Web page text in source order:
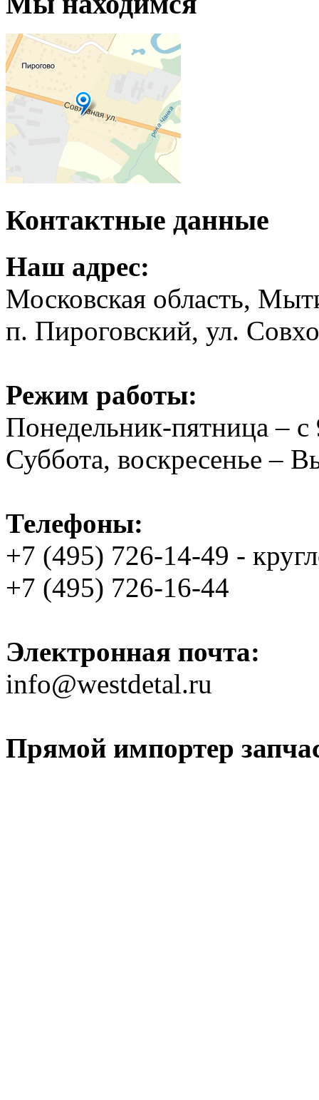
Контактные данные
Наш адрес:
Московская область,
п. Пироговский, ул.
Режим работы:
Понедельник-пятница –
Суббота, воскресенье –
Телефоны:
+7 (495) 726-14-49 -
+7 (495) 726-16-44
Электронная почта:
info@westdetal.ru
Прямой импортер